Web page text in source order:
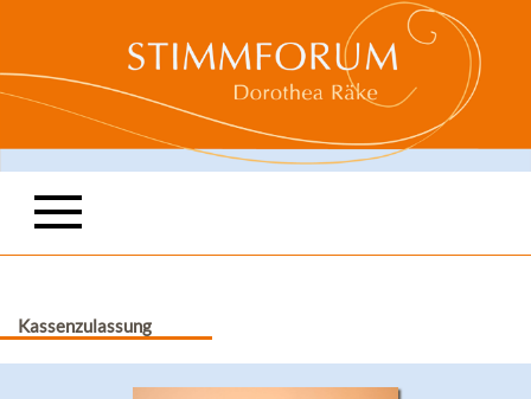
Kassenzulassung